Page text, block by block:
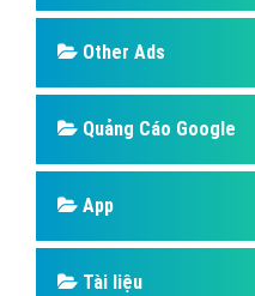
Other Ads
Quảng Cáo Google
App
Tài liệu